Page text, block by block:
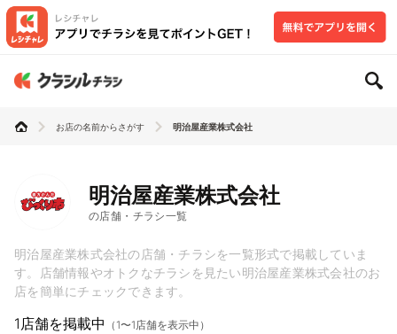
お店の名前からさがす 明治屋産業株式会社
明治屋産業株式会社
の店舗・チラシ一覧
明治屋産業株式会社の店舗・チラシを一覧形式で掲載していま
す。店舗情報やオトクなチラシを見たい明治屋産業株式会社のお
店を簡単にチェックできます。
1店舗を掲載中 （1〜1店舗を表示中）